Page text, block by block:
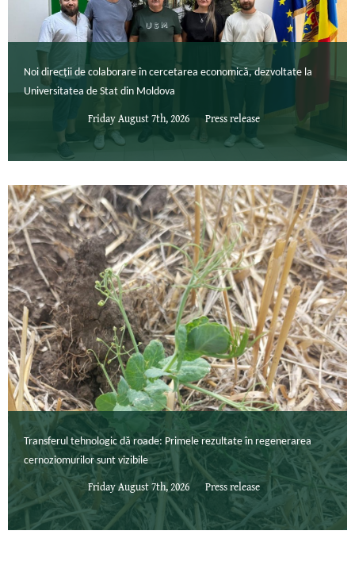
Noi direcții de colaborare în cercetarea economică, dezvoltate la
Universitatea de Stat din Moldova
Friday August 7th, 2026 Press release
Transferul tehnologic dă roade: Primele rezultate în regenerarea
cernoziomurilor sunt vizibile
Friday August 7th, 2026 Press release